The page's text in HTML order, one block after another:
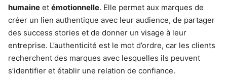
humaine et émotionnelle. Elle permet aux marques de
créer un lien authentique avec leur audience, de partager
des success stories et de donner un visage à leur
entreprise. L’authenticité est le mot d’ordre, car les clients
recherchent des marques avec lesquelles ils peuvent
s’identifier et établir une relation de confiance.